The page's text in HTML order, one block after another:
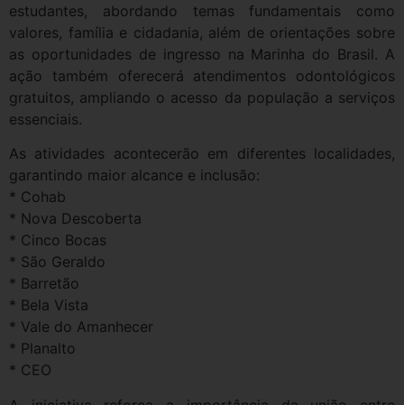
estudantes, abordando temas fundamentais como
valores, família e cidadania, além de orientações sobre
as oportunidades de ingresso na Marinha do Brasil. A
ação também oferecerá atendimentos odontológicos
gratuitos, ampliando o acesso da população a serviços
essenciais.
As atividades acontecerão em diferentes localidades,
garantindo maior alcance e inclusão:
* Cohab
* Nova Descoberta
* Cinco Bocas
* São Geraldo
* Barretão
* Bela Vista
* Vale do Amanhecer
* Planalto
* CEO